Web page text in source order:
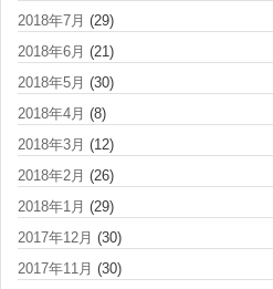
2018年7月 (29)
2018年6月 (21)
2018年5月 (30)
2018年4月 (8)
2018年3月 (12)
2018年2月 (26)
2018年1月 (29)
2017年12月 (30)
2017年11月 (30)